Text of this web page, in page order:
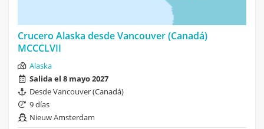
Crucero Alaska desde Vancouver (Canadá)
MCCCLVII
Alaska
Salida el 8 mayo 2027
Desde Vancouver (Canadá)
9 días
Nieuw Amsterdam